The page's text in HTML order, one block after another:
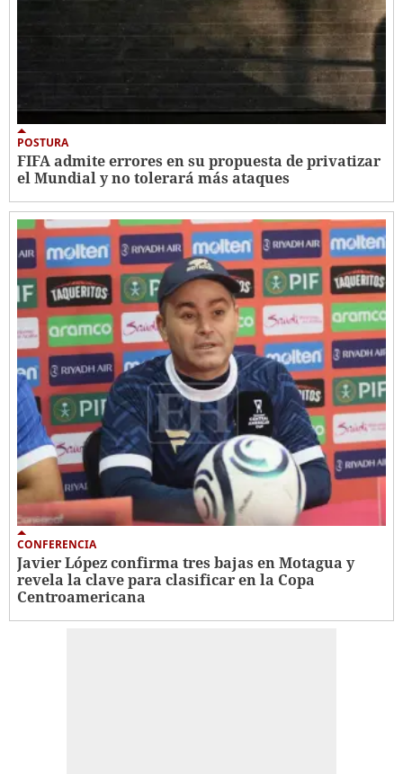
POSTURA
FIFA admite errores en su propuesta de privatizar
el Mundial y no tolerará más ataques
CONFERENCIA
Javier López confirma tres bajas en Motagua y
revela la clave para clasificar en la Copa
Centroamericana